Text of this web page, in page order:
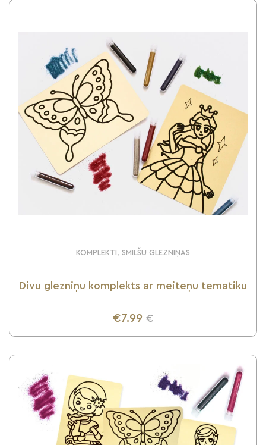
KOMPLEKTI, SMILŠU GLEZNIŅAS
Divu glezniņu komplekts ar meiteņu tematiku
€7.99 €
UZZINI VAIRĀK